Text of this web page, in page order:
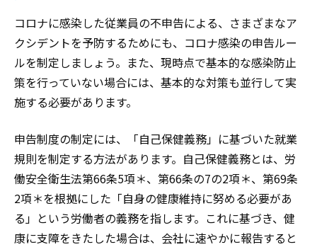
コロナに感染した従業員の不申告による、さまざまなア
クシデントを予防するためにも、コロナ感染の申告ルー
ルを制定しましょう。また、現時点で基本的な感染防止
策を行っていない場合には、基本的な対策も並行して実
施する必要があります。
申告制度の制定には、「自己保健義務」に基づいた就業
規則を制定する方法があります。自己保健義務とは、労
働安全衛生法第66条5項＊、第66条の7の2項＊、第69条
2項＊を根拠にした「自身の健康維持に努める必要があ
る」という労働者の義務を指します。これに基づき、健
康に支障をきたした場合は、会社に速やかに報告すると